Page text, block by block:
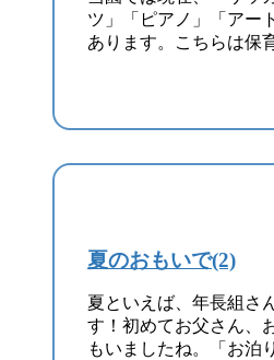
ツ」「ピアノ」「アー
あります。こちらは保
夏のおもいで(2)
夏といえば、年長組さ
す！初めてお父さん、
もいましたね。「お泊